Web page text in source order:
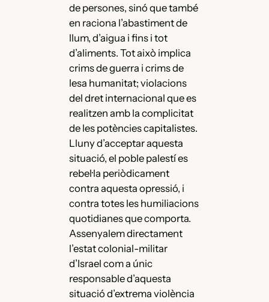
de persones, sinó que també
en raciona l’abastiment de
llum, d’aigua i fins i tot
d’aliments. Tot això implica
crims de guerra i crims de
lesa humanitat; violacions
del dret internacional que es
realitzen amb la complicitat
de les potències capitalistes.
Lluny d’acceptar aquesta
situació, el poble palestí es
rebel·la periòdicament
contra aquesta opressió, i
contra totes les humiliacions
quotidianes que comporta.
Assenyalem directament
l’estat colonial-militar
d’Israel com a únic
responsable d’aquesta
situació d’extrema violència